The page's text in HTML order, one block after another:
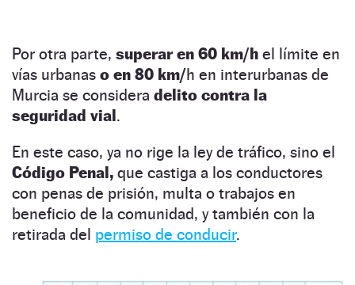
Por otra parte, superar en 60 km/h el límite en
vías urbanas o en 80 km/h en interurbanas de
Murcia se considera delito contra la
seguridad vial.
En este caso, ya no rige la ley de tráfico, sino el
Código Penal, que castiga a los conductores
con penas de prisión, multa o trabajos en
beneficio de la comunidad, y también con la
retirada del permiso de conducir.